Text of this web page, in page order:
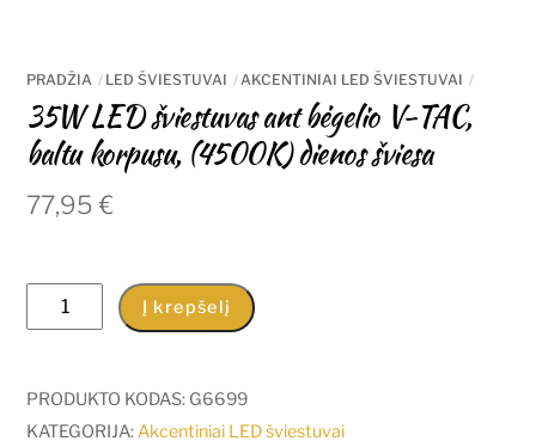
PRADŽIA LED ŠVIESTUVAI AKCENTINIAI LED ŠVIESTUVAI
35W LED šviestuvas ant bėgelio V-TAC,
baltu korpusu, (4500K) dienos šviesa
77,95€
produkto
kiekis:
LED
šviestuvas
Į krepšelį
PRODUKTO KODAS: G6699
KATEGORIJA:Akcentiniai LED šviestuvai